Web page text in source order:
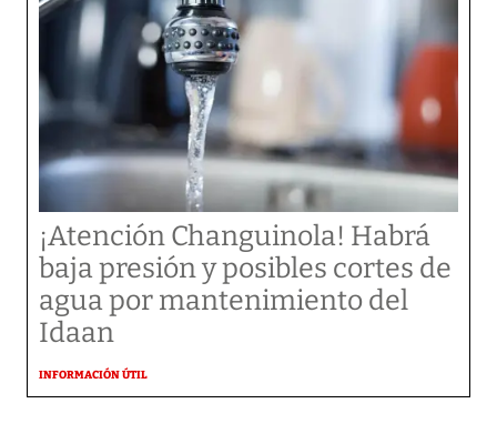
¡Atención Changuinola! Habrá
baja presión y posibles cortes de
agua por mantenimiento del
Idaan
INFORMACIÓN ÚTIL